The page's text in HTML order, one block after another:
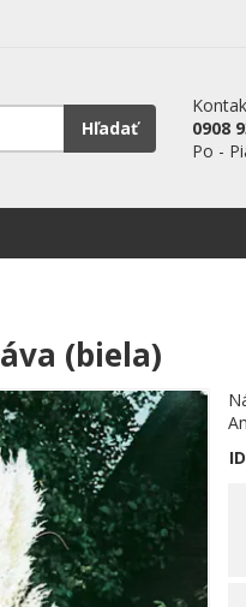
Hľadať
0908
Po -
(biela)